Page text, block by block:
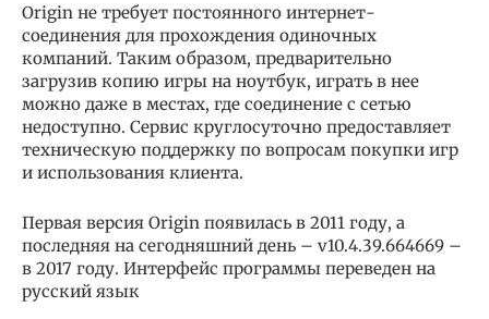
Origin не требует постоянного интернет-
соединения для прохождения одиночных
компаний. Таким образом, предварительно
загрузив копию игры на ноутбук, играть в нее
можно даже в местах, где соединение с сетью
недоступно. Сервис круглосуточно предоставляет
техническую поддержку по вопросам покупки игр
и использования клиента.
Первая версия Origin появилась в 2011 году, а
последняя на сегодняшний день – v10.4.39.664669 –
в 2017 году. Интерфейс программы переведен на
русский язык